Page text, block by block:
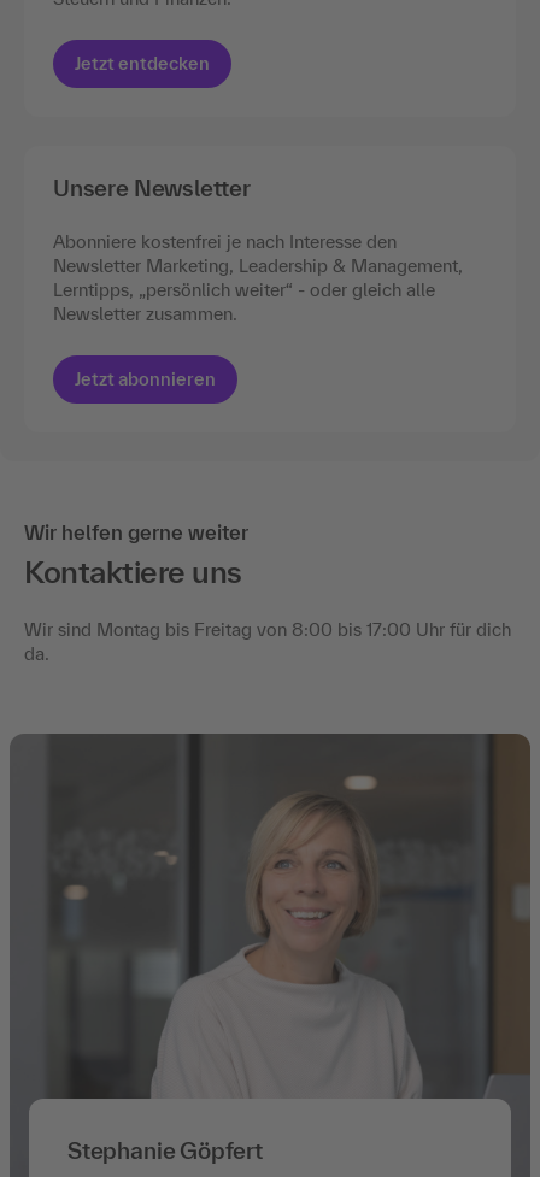
Jetzt entdecken
Unsere Newsletter
Abonniere kostenfrei je nach Interesse den
Newsletter Marketing, Leadership & Management,
Lerntipps, „persönlich weiter“ - oder gleich alle
Newsletter zusammen.
Jetzt abonnieren
Wir helfen gerne weiter
Kontaktiere uns
Wir sind Montag bis Freitag von 8:00 bis 17:00 Uhr für dich
da.
Stephanie Göpfert